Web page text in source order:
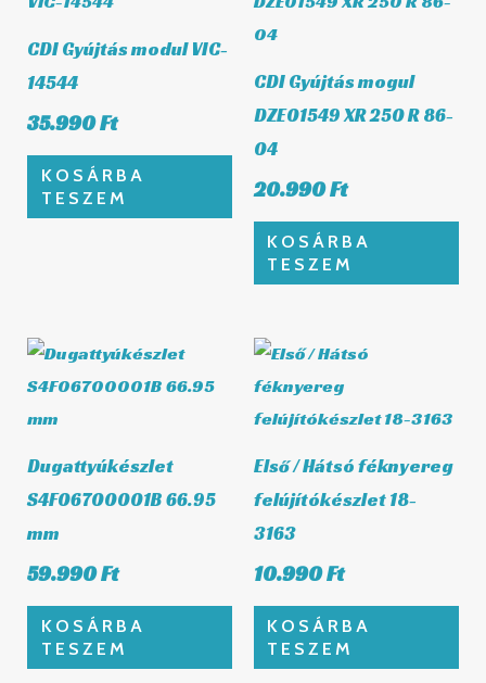
CDI Gyújtás modul VIC-
14544
35.990Ft
KOSÁRBA
TESZEM
CDI Gyújtás mogul
DZE01549 XR 250 R 86-
04
20.990Ft
KOSÁRBA
TESZEM
Dugattyúkészlet
S4F06700001B 66.95
mm
59.990Ft
KOSÁRBA
TESZEM
Első / Hátsó féknyereg
felújítókészlet 18-
3163
10.990Ft
KOSÁRBA
TESZEM